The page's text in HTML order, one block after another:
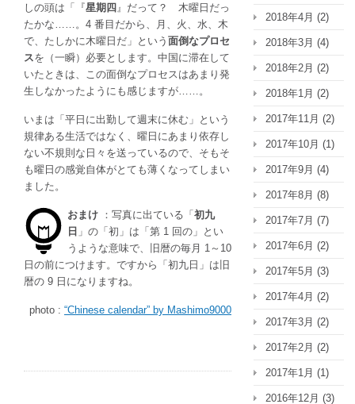
しの頭は「『星期四 』だって？ 木曜日だっ
たかな……。4 番目だから、月、火、水、木
で、たしかに木曜日だ」という 面倒なプロセ
スを（一瞬）必要とします。中国に滞在して
いたときは、この面倒なプロセスはあまり発
生しなかったようにも感じますが……。
いまは「平日に出勤して週末に休む」という
規律ある生活ではなく、曜日にあまり依存し
ない不規則な日々を送っているので、そもそ
も曜日の感覚自体がとても薄くなってしまい
ました。
おまけ ：写真に出ている「 初九
日 」の「初」は「第 1 回の」とい
うような意味で、旧暦の毎月 1～10
日の前につけます。ですから「初九日」は旧
暦の 9 日になりますね。
photo : “Chinese calendar” by Mashimo9000
2018年4月 (2)
2018年3月 (4)
2018年2月 (2)
2018年1月 (2)
2017年11月 (2)
2017年10月 (1)
2017年9月 (4)
2017年8月 (8)
2017年7月 (7)
2017年6月 (2)
2017年5月 (3)
2017年4月 (2)
2017年3月 (2)
2017年2月 (2)
2017年1月 (1)
2016年12月 (3)